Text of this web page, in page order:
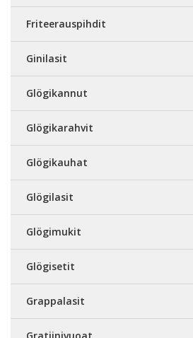
Friteerauspihdit
Ginilasit
Glögikannut
Glögikarahvit
Glögikauhat
Glögilasit
Glögimukit
Glögisetit
Grappalasit
Gratiinivuoat